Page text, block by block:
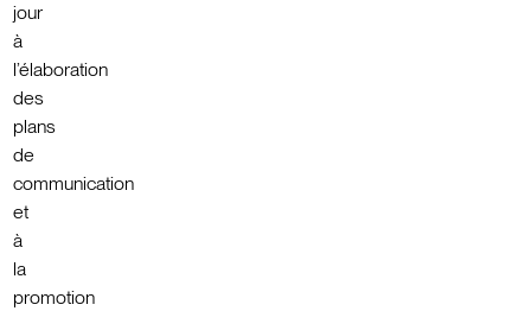
jour
à
l’élaboration
des
plans
de
communication
et
à
la
promotion